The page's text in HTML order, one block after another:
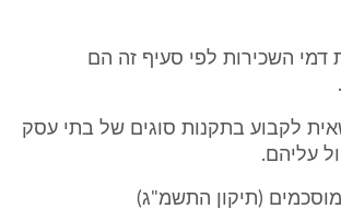
דמי השכירות לפי סעיף זה הם
לקבוע בתקנות סוגים של בתי עסק
עליהם.